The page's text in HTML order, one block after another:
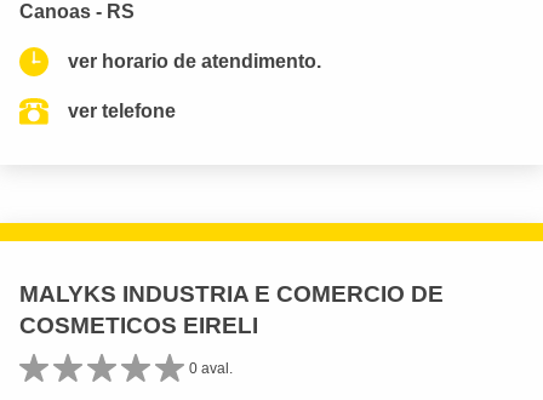
Canoas - RS
ver horario de atendimento.
ver telefone
MALYKS INDUSTRIA E COMERCIO DE
COSMETICOS EIRELI
0 aval.